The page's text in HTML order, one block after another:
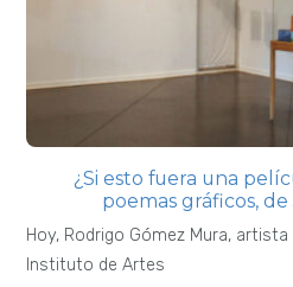
¿Si esto fuera una
poemas gráficos,
Hoy, Rodrigo Gómez Mura,
Instituto de Artes